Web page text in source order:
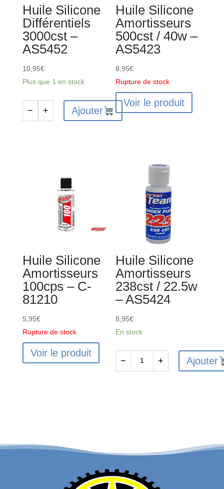
Huile Silicone
Différentiels
3000cst –
AS5452
10,95€
Plus que 1 en stock
− + Ajouter
Huile Silicone
Amortisseurs
500cst / 40w –
AS5423
8,95€
Rupture de stock
Voir le produit
Huile Silicone
Amortisseurs
100cps – C-
81210
5,95€
Rupture de stock
Voir le produit
Huile Silicone
Amortisseurs
238cst / 22.5w
– AS5424
8,95€
En stock
22.5w
-
AS5424
− + Ajouter